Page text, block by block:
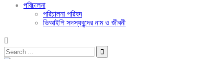
পরিচালনা
পরিচালনা পরিষদ
ভিআইপি সদস্যবৃন্দের নাম ও জীবনী